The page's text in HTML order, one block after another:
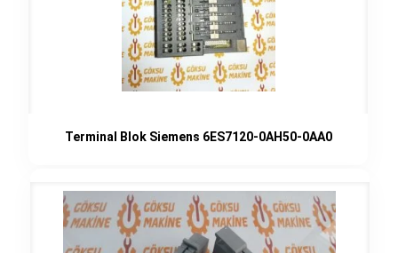
Terminal Blok Siemens 6ES7120-0AH50-0AA0